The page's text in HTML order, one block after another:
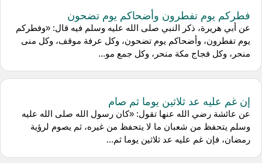
فطركم يوم تفطرون وأضحاكم يوم تضحون
عن أبي هريرة، ذكر النبي صلى الله عليه وسلم فيه قال: «وفطركم
يوم تفطرون، وأضحاكم يوم تضحون، وكل عرفة موقف، وكل منى
منحر، وكل فجاج مكة منحر، وكل جمع مو...
إن غم عليه عد ثلاثين يوما ثم صام
عن عائشة رضي الله عنها تقول: «كان رسول الله صلى الله عليه
وسلم يتحفظ من شعبان ما لا يتحفظ من غيره، ثم يصوم لرؤية
رمضان، فإن غم عليه عد ثلاثين يوما ثم...